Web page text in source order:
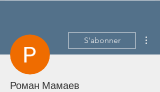
S'abonner
Роман Мамаев